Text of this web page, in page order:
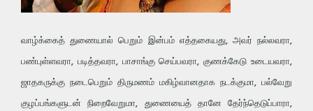
வாழ்க்கைத் துணையால் பெறும் இன்பம் எத்தகையது, அவர் நல்லவரா,
பண்புள்ளவரா, படித்தவரா, பாசாங்கு செய்பவரா, குணக்கேடு உடையவரா,
ஜாதகருக்கு நடைபெறும் திருமணம் மகிழ்வானதாக நடக்குமா, பல்வேறு
குழப்பங்களுடன் நிறைவேறுமா, துணையைத் தானே தேர்ந்தெடுப்பாரா,